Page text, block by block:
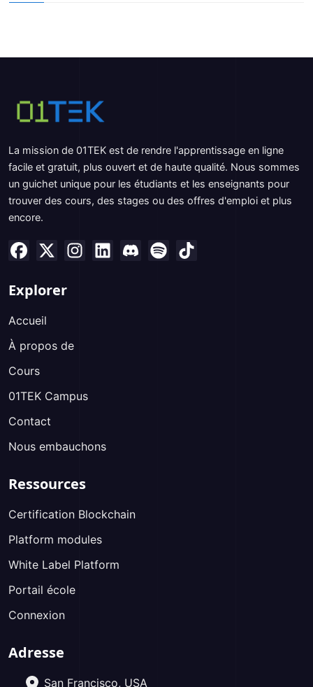
La mission de 01TEK est de rendre l'apprentissage en ligne
facile et gratuit, plus ouvert et de haute qualité. Nous sommes
un guichet unique pour les étudiants et les enseignants pour
trouver des cours, des stages ou des offres d'emploi et plus
encore.
Explorer
Accueil
À propos de
Cours
01TEK Campus
Contact
Nous embauchons
Ressources
Certification Blockchain
Platform modules
White Label Platform
Portail école
Connexion
Adresse
San Francisco, USA